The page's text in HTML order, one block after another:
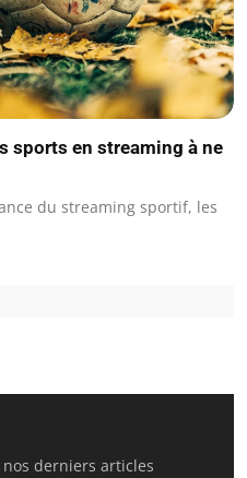
sports en streaming à ne
du streaming sportif, les
derniers articles